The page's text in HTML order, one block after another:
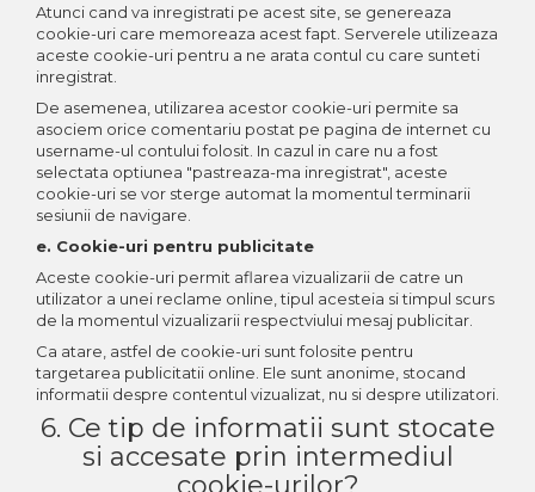
Atunci cand va inregistrati pe acest site, se genereaza
cookie-uri care memoreaza acest fapt. Serverele utilizeaza
aceste cookie-uri pentru a ne arata contul cu care sunteti
inregistrat.
De asemenea, utilizarea acestor cookie-uri permite sa
asociem orice comentariu postat pe pagina de internet cu
username-ul contului folosit. In cazul in care nu a fost
selectata optiunea "pastreaza-ma inregistrat", aceste
cookie-uri se vor sterge automat la momentul terminarii
sesiunii de navigare.
e. Cookie-uri pentru publicitate
Aceste cookie-uri permit aflarea vizualizarii de catre un
utilizator a unei reclame online, tipul acesteia si timpul scurs
de la momentul vizualizarii respectviului mesaj publicitar.
Ca atare, astfel de cookie-uri sunt folosite pentru
targetarea publicitatii online. Ele sunt anonime, stocand
informatii despre contentul vizualizat, nu si despre utilizatori.
6. Ce tip de informatii sunt stocate
si accesate prin intermediul
cookie-urilor?